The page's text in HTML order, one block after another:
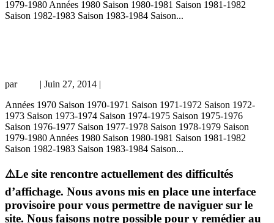
1979-1980 Années 1980 Saison 1980-1981 Saison 1981-1982
Saison 1982-1983 Saison 1983-1984 Saison...
par | Juin 27, 2014 |
Années 1970 Saison 1970-1971 Saison 1971-1972 Saison 1972-
1973 Saison 1973-1974 Saison 1974-1975 Saison 1975-1976
Saison 1976-1977 Saison 1977-1978 Saison 1978-1979 Saison
1979-1980 Années 1980 Saison 1980-1981 Saison 1981-1982
Saison 1982-1983 Saison 1983-1984 Saison...
⚠️Le site rencontre actuellement des difficultés
d’affichage. Nous avons mis en place une interface
provisoire pour vous permettre de naviguer sur le
site. Nous faisons notre possible pour y remédier au